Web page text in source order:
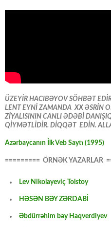
ÜZEYİR HACIBƏYOV SÖHBƏT
LENT EYNİ ZAMANDA XX ƏSRİN
ZİYALISININ CANLI ƏDƏBİ
QİYMƏTLİDİR. DİQQƏT EDİN.
Azərbaycanın İlk Veb Saytı (1995)
========= ÖRNƏK YAZARLAR
Lev Nikolayeviç Tolstoy
HƏSƏN BƏY ZƏRDABİ
Əbdürrəhim bəy Haqverdiyev